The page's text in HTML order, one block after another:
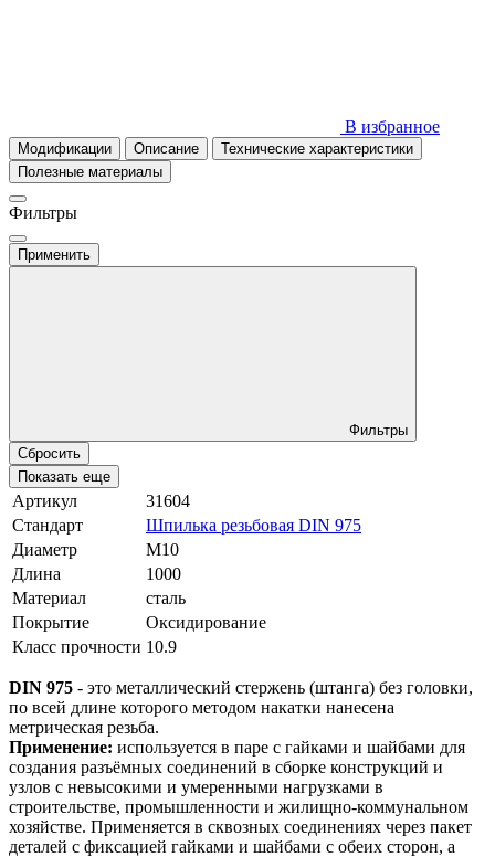
В избранное
Модификации Описание
Технические характеристики
Полезные материалы
Фильтры
Применить
Фильтры
Сбросить
Показать еще
Артикул
31604
Стандарт
Шпилька резьбовая DIN 975
Диаметр
М10
Длина
1000
Материал
сталь
Покрытие
Оксидирование
Класс прочности 10.9
DIN 975 - это металлический стержень (штанга) без головки,
по всей длине которого методом накатки нанесена
метрическая резьба.
Применение: используется в паре с гайками и шайбами для
создания разъёмных соединений в сборке конструкций и
узлов с невысокими и умеренными нагрузками в
строительстве, промышленности и жилищно-коммунальном
хозяйстве. Применяется в сквозных соединениях через пакет
деталей с фиксацией гайками и шайбами с обеих сторон, а